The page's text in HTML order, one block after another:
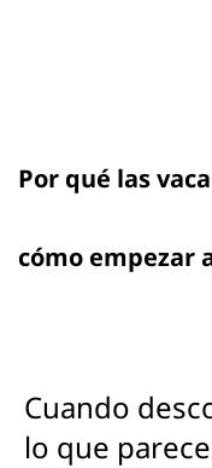
Por qué las
cómo empezar
Cuando
lo que parece